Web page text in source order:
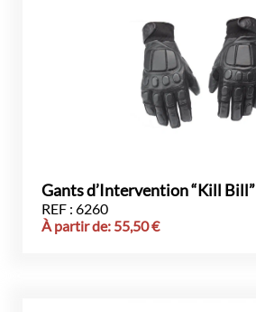
Gants d’Intervention “Kill Bill”
REF : 6260
À partir de: 55,50€